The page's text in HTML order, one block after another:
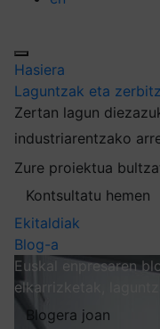
Hasiera
Laguntzak eta
Zertan lagun
industriarentzako
Zure proiektua
Kontsultatu hemen
Ekitaldiak
Blog-a
Euskal enpresaren
elkarrizketak,
Blogera joan